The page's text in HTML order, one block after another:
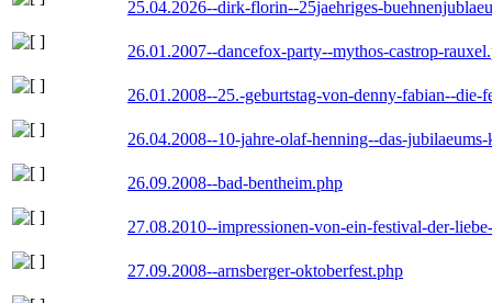
25.04.2026--dirk-florin--25jaehriges-
26.01.2007--dancefox-party--mythos-castrop-
26.01.2008--25.-geburtstag-von-denny-fabian--die-
26.04.2008--10-jahre-olaf-henning--das-
26.09.2008--bad-bentheim.php
27.08.2010--impressionen-von-ein-festival-der-
27.09.2008--arnsberger-oktoberfest.php